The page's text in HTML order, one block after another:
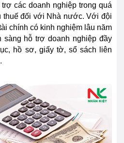
các doanh nghiệp trong quá
thuế đối với Nhà nước. Với đội
chính có kinh nghiệm lâu năm
sàng hỗ trợ doanh nghiệp đầy
hồ sơ, giấy tờ, sổ sách liên